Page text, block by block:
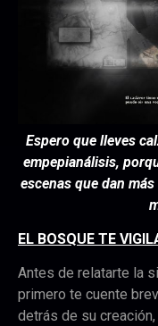
Espero que lleves
empepianálisis,
escenas que dan
EL BOSQUE TE
Antes de relatarte la
primero te cuente
detrás de su